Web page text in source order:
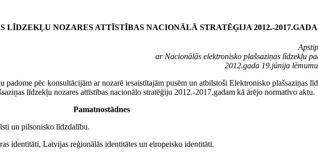
LĪDZEKĻU NOZARES ATTĪSTĪBAS NACIONĀLĀ STRATĒĢIJA 2012.-
ar Nacionālās elektronisko plašsaziņas līdzekļu
2012.gada 19.jūnija
padome pēc konsultācijām ar nozarē iesaistītajām pusēm un atbilstoši Elektronisko plašsaziņas
līdzekļu nozares attīstības nacionālo stratēģiju 2012.-2017.gadam kā ārējo normatīvo aktu.
Pamatnostādnes
un pilsonisko līdzdalību.
identitāti, Latvijas reģionālās identitātes un eiropeisko identitāti.